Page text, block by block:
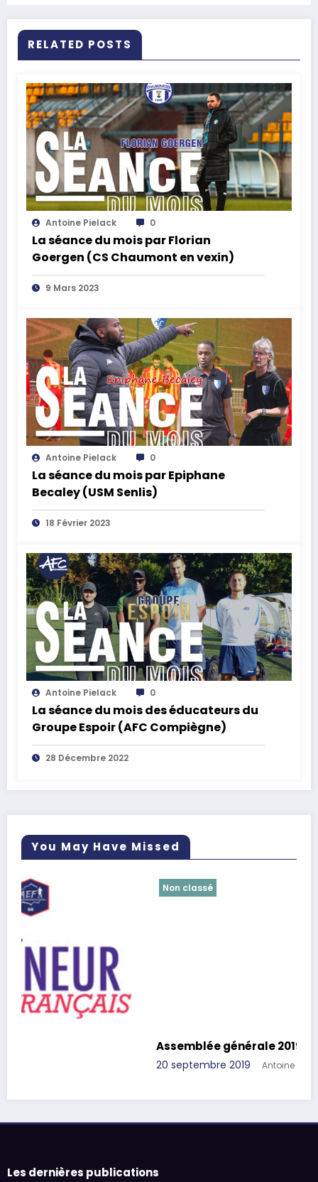
RELATED POSTS
Antoine Pielack 0
La séance du mois par Florian
Goergen (CS Chaumont en vexin)
9 Mars 2023
Antoine Pielack 0
La séance du mois par Epiphane
Becaley (USM Senlis)
18 Février 2023
Antoine Pielack 0
La séance du mois des éducateurs du
Groupe Espoir (AFC Compiègne)
28 Décembre 2022
You May Have Missed
Assemblée générale 2019
Antoine Pielack
Les dernières publications